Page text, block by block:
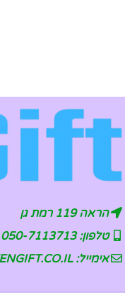
הראה 119 רמת גן
טלפון: 050-7113713
אימייל: SHOP@TENGIFT.CO.IL